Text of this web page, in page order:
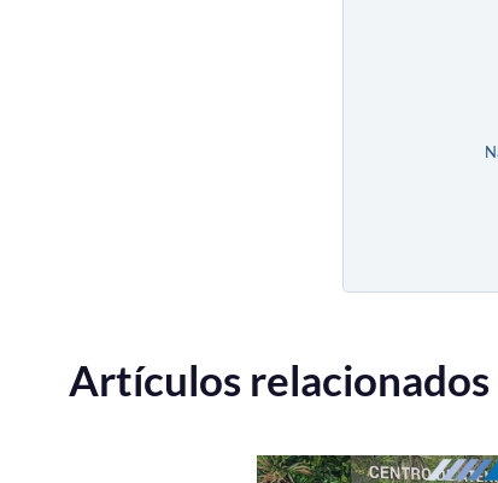
Artículos relacionados